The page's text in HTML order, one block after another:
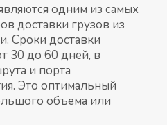
одним из самых
доставки грузов из
Сроки доставки
30 до 60 дней, в
и порта
Это оптимальный
объема или